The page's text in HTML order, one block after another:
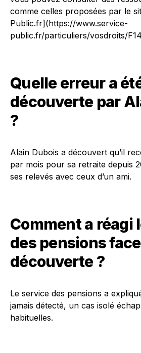
comme celles proposées par le
Public.fr](https://www.service-
public.fr/particuliers/vosdroits/
Quelle erreur a
découverte par
?
Alain Dubois a découvert qu’il
par mois pour sa retraite depuis
ses relevés avec ceux d’un ami.
Comment a réagi
des pensions
découverte ?
Le service des pensions a
jamais détecté, un cas isolé
habituelles.